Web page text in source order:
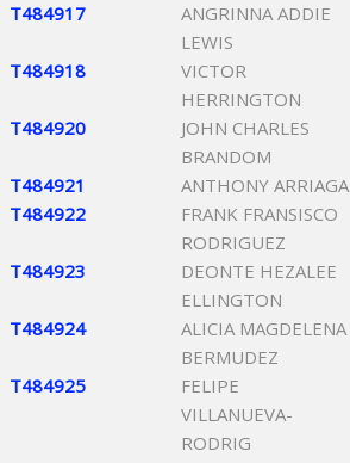
T484917
ANGRINNA ADDIE
LEWIS
T484918
VICTOR
HERRINGTON
T484920
JOHN CHARLES
BRANDOM
T484921 ANTHONY ARRIAGA
T484922
FRANK FRANSISCO
RODRIGUEZ
T484923
DEONTE HEZALEE
ELLINGTON
T484924
ALICIA MAGDELENA
BERMUDEZ
T484925
FELIPE
VILLANUEVA-
RODRIG